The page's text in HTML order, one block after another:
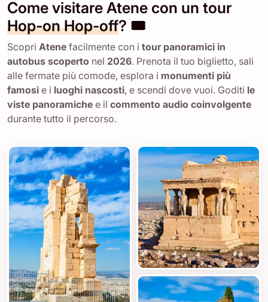
Come visitare Atene con un tour
Hop-on Hop-off? 🎟️
Scopri Atene facilmente con i tour panoramici in
autobus scoperto nel 2026. Prenota il tuo biglietto, sali
alle fermate più comode, esplora i monumenti più
famosi e i luoghi nascosti, e scendi dove vuoi. Goditi le
viste panoramiche e il commento audio coinvolgente
durante tutto il percorso.